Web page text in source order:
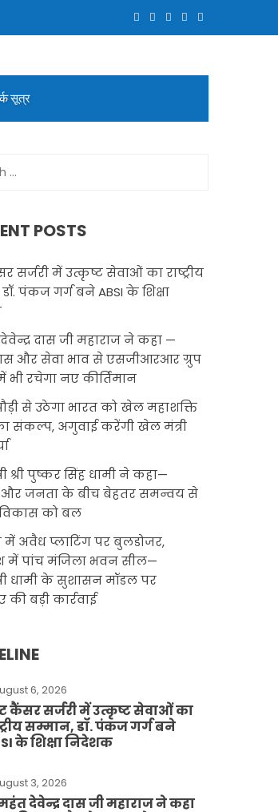
सूत्र
POSTS
सर्जरी में उत्कृष्ट सेवाओं का राष्ट्रीय
पंकज गर्ग बने ABSI के शिक्षा
दास जी महाराज ने कहा —
और सेवा भाव से एसजीआरआर ग्रुप
भी रचेगा नए कीर्तिमान
से उठेगा भारत को खेल महाशक्ति
संकल्प, अगुवाई करेंगी खेल मंत्री
श्री पुष्कर सिंह धामी ने कहा—
जनता के बीच बेहतर समन्वय से
को बल
में अवैध प्लाटिंग पर बुलडोजर,
पांच मंजिला भवन सील—
धामी के सुशासन मॉडल पर
की बड़ी कार्रवाई
6, 2026
कैंसर सर्जरी में उत्कृष्ट सेवाओं का
सम्मान, डॉ. पंकज गर्ग बने
के शिक्षा निदेशक
3, 2026
देवेन्द्र दास जी महाराज ने कहा